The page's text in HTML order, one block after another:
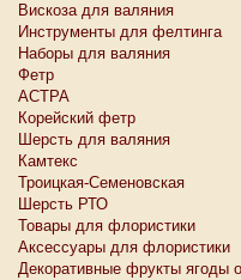
Вискоза для валяния
Инструменты для фелтинга
Наборы для валяния
Фетр
АСТРА
Корейский фетр
Шерсть для валяния
Камтекс
Троицкая-Семеновская
Шерсть РТО
Товары для флористики
Аксессуары для флористики
Декоративные фрукты ягоды